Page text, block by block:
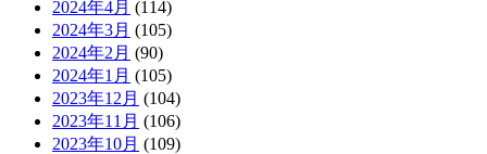
2024年4月 (114)
2024年3月 (105)
2024年2月 (90)
2024年1月 (105)
2023年12月 (104)
2023年11月 (106)
2023年10月 (109)